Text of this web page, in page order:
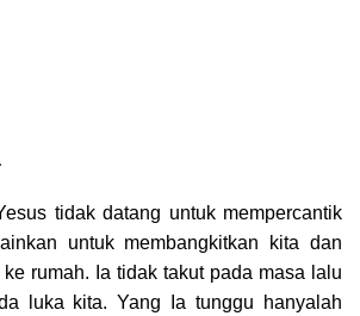
tidak datang untuk mempercantik
untuk membangkitkan kita dan
rumah. Ia tidak takut pada masa lalu
luka kita. Yang Ia tunggu hanyalah